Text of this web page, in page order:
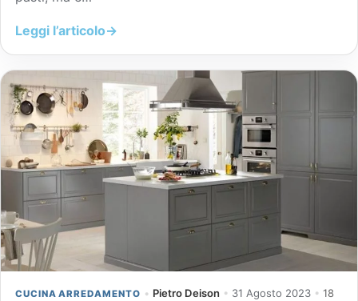
Leggi l’articolo→
CUCINA ARREDAMENTO • Pietro Deison • 31 Agosto 2023 • 18